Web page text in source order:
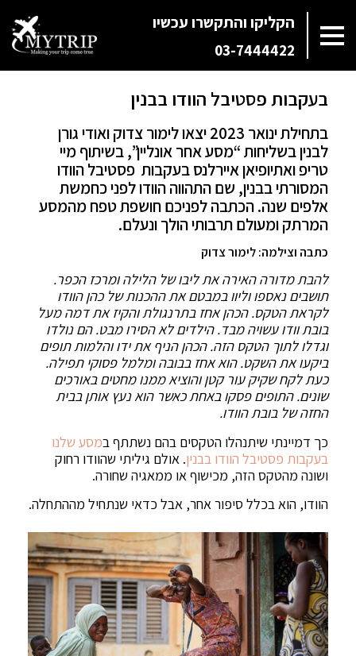
הקליקו והתקשרו עכשיו
03-7444422
בעקבות פסטיבל הוודו בבנין
בתחילת ינואר 2023 יצאו לימור צדוק ואודי גורן
לבנין בשליחות “מסע אחר אונליין”, בשיתוף מיי
טריפ ואתיופיאן איירלנס בעקבות פסטיבל הוודו
המסורתי בבנין, שם התהווה הוודו לפני כחמשת
אלפים שנה. הכתבה לפניכם חושפת טפח מהמסע
המרתק ומעולם תרבותי הולך ונעלם.
כתבה וצילמה: לימור צדוק
להבת מדורה האירה את ליבו של הלילה ומרכז הכפר.
תושבים נאספו וליוו במבטם את ההכנות של כהן הוודו
לקראת הטקס. הכהן אחז בתרנגולת והקיז את דמה מעל
בובת וודו עשויה מבד. הילדים לא הסירו מבט. הם נולדו
וגדלו לתוך הטקס הזה. הכהן הניף את ידו והלמות תופים
ביקעו את השקט. הוא אחז בבובה ומלמל פסוקי תפילה.
כעת לקח שקיק עור קטן והוציא ממנו מחטים באורכים
שונים. התופים פסקו באחת כאשר הוא נעץ אותן בבית
החזה של בובת הוודו.
כך דמיינתי שיתנהלו הטקסים בהם נשתתף במסע שלנו
בעקבות פסטיבל הוודו בבנין. אולם גיליתי שהוודו רחוק
ושונה מהטקס הזה, מכישוף או ממאגיה שחורה.
הוודו, הוא בכלל סיפור אחר, אבל כדאי שנתחיל מההתחלה.